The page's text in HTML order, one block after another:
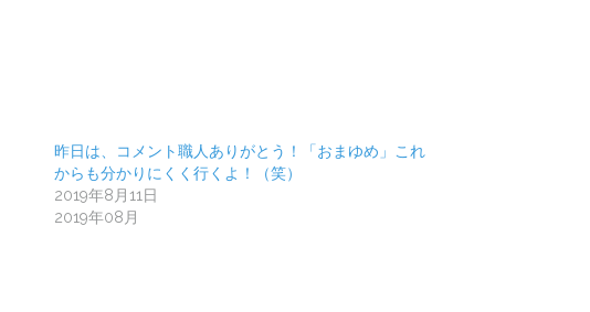
昨日は、コメント職人ありがとう！「おまゆめ」これ
からも分かりにくく行くよ！（笑）
2019年8月11日
2019年08月